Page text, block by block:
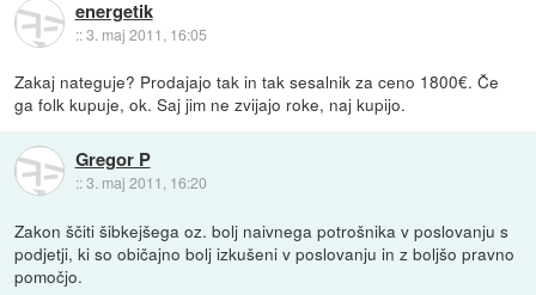
energetik
::3. maj 2011, 16:05
Zakaj nateguje? Prodajajo tak in tak sesalnik za ceno 1800€. Če
ga folk kupuje, ok. Saj jim ne zvijajo roke, naj kupijo.
Gregor P
::3. maj 2011, 16:20
Zakon ščiti šibkejšega oz. bolj naivnega potrošnika v poslovanju s
podjetji, ki so običajno bolj izkušeni v poslovanju in z boljšo pravno
pomočjo.